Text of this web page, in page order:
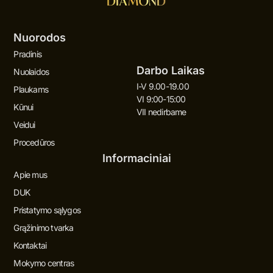
Nuorodos
Pradinis
Nuolaidos
Plaukams
Kūnui
Veidui
Procedūros
Darbo Laikas
I-V 9.00-19.00
VI 9:00-15:00
VII nedirbame
Informaciniai
Apie mus
DUK
Pristatymo sąlygos
Grąžinimo tvarka
Kontaktai
Mokymo centras